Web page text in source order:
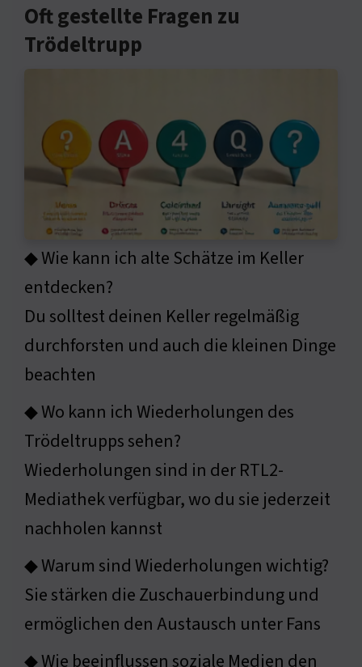
Oft gestellte Fragen zu
Trödeltrupp
◆ Wie kann ich alte Schätze im Keller
entdecken?
Du solltest deinen Keller regelmäßig
durchforsten und auch die kleinen Dinge
beachten
◆ Wo kann ich Wiederholungen des
Trödeltrupps sehen?
Wiederholungen sind in der RTL2-
Mediathek verfügbar, wo du sie jederzeit
nachholen kannst
◆ Warum sind Wiederholungen wichtig?
Sie stärken die Zuschauerbindung und
ermöglichen den Austausch unter Fans
◆ Wie beeinflussen soziale Medien den